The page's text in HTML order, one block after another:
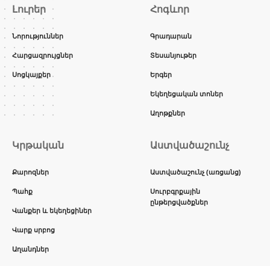
Լուրեր
Նորություններ
Հարցազրույցներ
Սոցկայքեր
Հոգևոր
Գրադարան
Տեսանյութեր
Երգեր
Եկեղեցական տոներ
Աղոթքներ
Կրթական
Քարոզներ
Պահք
Վանքեր և եկեղեցիներ
Վարք սրբոց
Աղանդներ
Աստվածաշունչ
Աստվածաշունչ (առցանց)
Սուրբգրքային
ընթերցվածքներ